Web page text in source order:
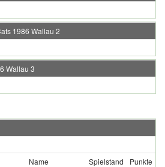
1986 Wallau 2
Wallau 3
Name Spielstand
Punkte